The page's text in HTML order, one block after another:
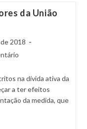
da União
2018
na dívida ativa da
a ter efeitos
da medida, que